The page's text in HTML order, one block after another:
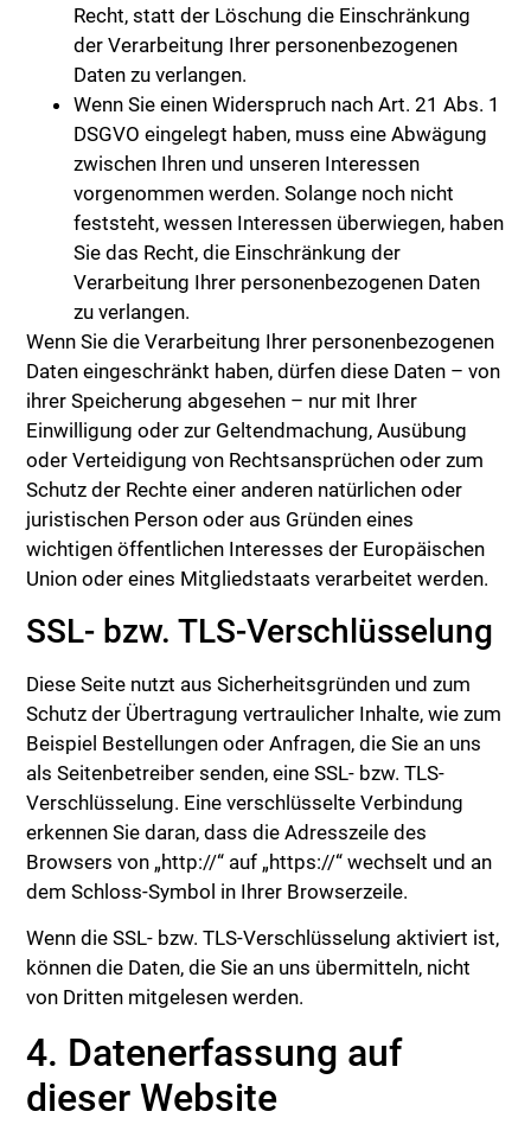
Recht, statt der Löschung die Einschränkung
der Verarbeitung Ihrer personenbezogenen
Daten zu verlangen.
Wenn Sie einen Widerspruch nach Art. 21 Abs. 1
DSGVO eingelegt haben, muss eine Abwägung
zwischen Ihren und unseren Interessen
vorgenommen werden. Solange noch nicht
feststeht, wessen Interessen überwiegen, haben
Sie das Recht, die Einschränkung der
Verarbeitung Ihrer personenbezogenen Daten
zu verlangen.
Wenn Sie die Verarbeitung Ihrer personenbezogenen
Daten eingeschränkt haben, dürfen diese Daten – von
ihrer Speicherung abgesehen – nur mit Ihrer
Einwilligung oder zur Geltendmachung, Ausübung
oder Verteidigung von Rechtsansprüchen oder zum
Schutz der Rechte einer anderen natürlichen oder
juristischen Person oder aus Gründen eines
wichtigen öffentlichen Interesses der Europäischen
Union oder eines Mitgliedstaats verarbeitet werden.
SSL- bzw. TLS-Verschlüsselung
Diese Seite nutzt aus Sicherheitsgründen und zum
Schutz der Übertragung vertraulicher Inhalte, wie zum
Beispiel Bestellungen oder Anfragen, die Sie an uns
als Seitenbetreiber senden, eine SSL- bzw. TLS-
Verschlüsselung. Eine verschlüsselte Verbindung
erkennen Sie daran, dass die Adresszeile des
Browsers von „http://“ auf „https://“ wechselt und an
dem Schloss-Symbol in Ihrer Browserzeile.
Wenn die SSL- bzw. TLS-Verschlüsselung aktiviert ist,
können die Daten, die Sie an uns übermitteln, nicht
von Dritten mitgelesen werden.
4. Datenerfassung auf
dieser Website